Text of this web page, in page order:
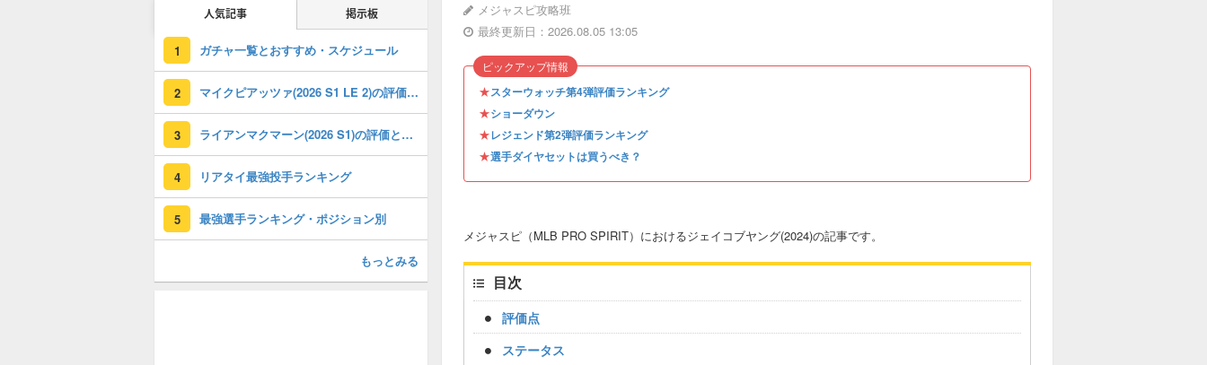
メジャスピ攻略班
最終更新日：2026.08.05 13:05
★スターウォッチ第4弾評価ランキング
★ショーダウン
★レジェンド第2弾評価ランキング
★選手ダイヤセットは買うべき？
ピックアップ情報
メジャスピ（MLB PRO SPIRIT）におけるジェイコブヤング(2024)の記事です。
目次
評価点
ステータス
人気記事 掲示板
1 ガチャ一覧とおすすめ・スケジュール
2 マイクピアッツァ(2026 S1 LE 2)の評価とステータス
3 ライアンマクマーン(2026 S1)の評価とステータス
4 リアタイ最強投手ランキング
5 最強選手ランキング・ポジション別
もっとみる